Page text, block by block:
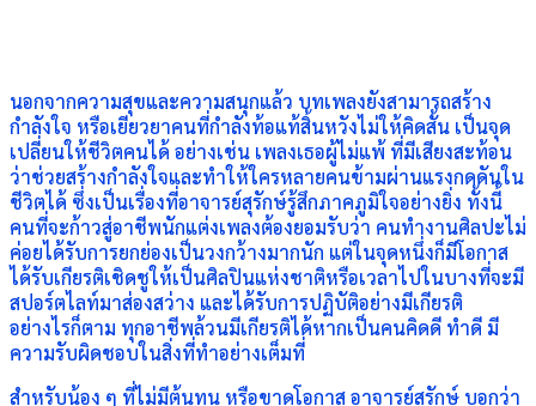
นอกจากความสุขและความสนุกแล้ว บทเพลงยังสามารถสร้าง
กำลังใจ หรือเยียวยาคนที่กำลังท้อแท้สิ้นหวังไม่ให้คิดสั้น เป็นจุด
เปลี่ยนให้ชีวิตคนได้ อย่างเช่น เพลงเธอผู้ไม่แพ้ ที่มีเสียงสะท้อน
ว่าช่วยสร้างกำลังใจและทำให้ใครหลายคนข้ามผ่านแรงกดดันใน
ชีวิตได้ ซึ่งเป็นเรื่องที่อาจารย์สุรักษ์รู้สึกภาคภูมิใจอย่างยิ่ง ทั้งนี้
คนที่จะก้าวสู่อาชีพนักแต่งเพลงต้องยอมรับว่า คนทำงานศิลปะไม่
ค่อยได้รับการยกย่องเป็นวงกว้างมากนัก แต่ในจุดหนึ่งก็มีโอกาส
ได้รับเกียรติเชิดชูให้เป็นศิลปินแห่งชาติหรือเวลาไปในบางที่จะมี
สปอร์ตไลท์มาส่องสว่าง และได้รับการปฏิบัติอย่างมีเกียรติ
อย่างไรก็ตาม ทุกอาชีพล้วนมีเกียรติได้หากเป็นคนคิดดี ทำดี มี
ความรับผิดชอบในสิ่งที่ทำอย่างเต็มที่
สำหรับน้อง ๆ ที่ไม่มีต้นทุน หรือขาดโอกาส อาจารย์สุรักษ์ บอกว่า